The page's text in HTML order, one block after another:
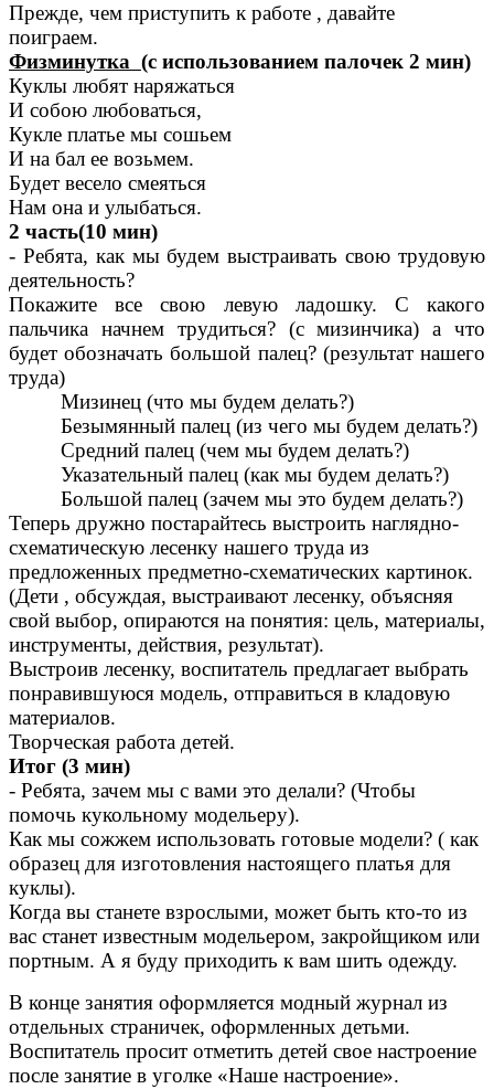
Прежде, чем приступить к работе , давайте
поиграем.
Физминутка (с использованием палочек 2 мин)
Куклы любят наряжаться
И собою любоваться,
Кукле платье мы сошьем
И на бал ее возьмем.
Будет весело смеяться
Нам она и улыбаться.
2 часть(10 мин)
- Ребята, как мы будем выстраивать свою трудовую
деятельность?
Покажите все свою левую ладошку. С какого
пальчика начнем трудиться? (с мизинчика) а что
будет обозначать большой палец? (результат нашего
труда)
Мизинец (что мы будем делать?)
Безымянный палец (из чего мы будем делать?)
Средний палец (чем мы будем делать?)
Указательный палец (как мы будем делать?)
Большой палец (зачем мы это будем делать?)
Теперь дружно постарайтесь выстроить наглядно-
схематическую лесенку нашего труда из
предложенных предметно-схематических картинок.
(Дети , обсуждая, выстраивают лесенку, объясняя
свой выбор, опираются на понятия: цель, материалы,
инструменты, действия, результат).
Выстроив лесенку, воспитатель предлагает выбрать
понравившуюся модель, отправиться в кладовую
материалов.
Творческая работа детей.
Итог (3 мин)
- Ребята, зачем мы с вами это делали? (Чтобы
помочь кукольному модельеру).
Как мы сожжем использовать готовые модели? ( как
образец для изготовления настоящего платья для
куклы).
Когда вы станете взрослыми, может быть кто-то из
вас станет известным модельером, закройщиком или
портным. А я буду приходить к вам шить одежду.
В конце занятия оформляется модный журнал из
отдельных страничек, оформленных детьми.
Воспитатель просит отметить детей свое настроение
после занятие в уголке «Наше настроение».